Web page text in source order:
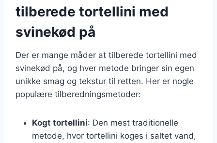
tilberede tortellini med
svinekød på
Der er mange måder at tilberede tortellini med
svinekød på, og hver metode bringer sin egen
unikke smag og tekstur til retten. Her er nogle
populære tilberedningsmetoder:
Kogt tortellini: Den mest traditionelle
metode, hvor tortellini koges i saltet vand,